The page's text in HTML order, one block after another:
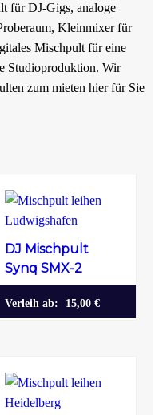
für DJ-Gigs, analoge
Kleinmixer für
Mischpult für eine
Studioproduktion. Wir
zum mieten hier für Sie
DJ Mischpult
Synq SMX-2
Verleih ab: 15,00 €